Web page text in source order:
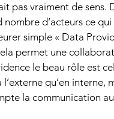
pas vraiment de
nombre d’acteurs ce
simple « Data
permet une
le beau rôle est
l’externe qu’en interne,
la communication